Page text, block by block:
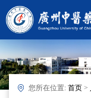
您所在位置: 首页 >